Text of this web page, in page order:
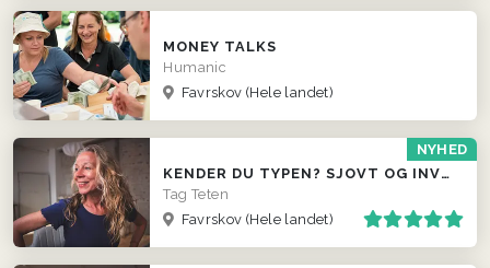
MONEY TALKS
Humanic
Favrskov (Hele landet)
NYHED
KENDER DU TYPEN? SJOVT OG INVOLVERENDE INDSLAG
Tag Teten
Favrskov (Hele landet)